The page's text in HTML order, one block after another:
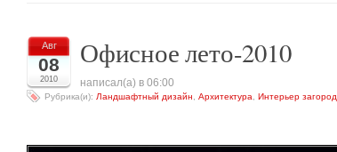
Авг
08
2010
Офисное лето-2010
написал(а) в 06:00
Рубрика(и): Ландшафтный дизайн, Архитектура, Интерьер